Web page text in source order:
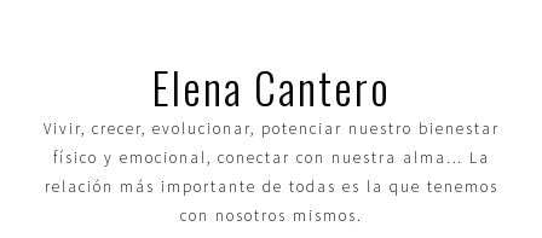
Elena Cantero
Vivir, crecer, evolucionar, potenciar nuestro bienestar
físico y emocional, conectar con nuestra alma… La
relación más importante de todas es la que tenemos
con nosotros mismos.